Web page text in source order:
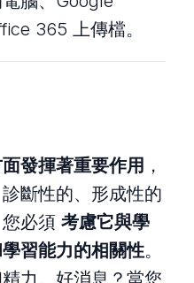
365 上傳檔。
發揮著重要作用 ，
斷性的、形成性的
必須 考慮它與學
習能力的相關性。
力。好消息？當您